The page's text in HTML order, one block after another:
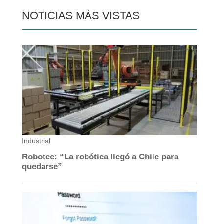
NOTICIAS MÁS VISTAS